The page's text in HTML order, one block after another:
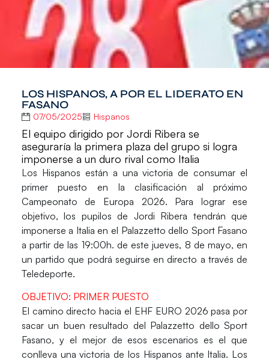
LOS HISPANOS, A POR EL LIDERATO EN
FASANO
07/05/2025 Hispanos
El equipo dirigido por Jordi Ribera se
aseguraría la primera plaza del grupo si logra
imponerse a un duro rival como Italia
Los Hispanos están a una victoria de consumar el
primer puesto en la clasificación al próximo
Campeonato de Europa 2026. Para lograr ese
objetivo, los pupilos de Jordi Ribera tendrán que
imponerse a Italia en el Palazzetto dello Sport Fasano
a partir de las 19:00h. de este jueves, 8 de mayo, en
un partido que podrá seguirse en directo a través de
Teledeporte.
OBJETIVO: PRIMER PUESTO
El camino directo hacia el EHF EURO 2026 pasa por
sacar un buen resultado del Palazzetto dello Sport
Fasano, y el mejor de esos escenarios es el que
conlleva una victoria de los Hispanos ante Italia. Los